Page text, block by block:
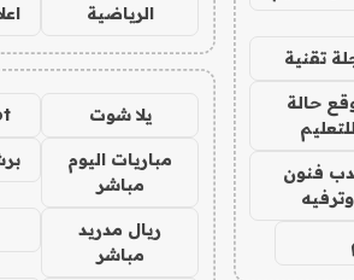
تقنية
حالة
للتعليم
فنون
وترفيه
الرياضية
يلا شوت
مباريات اليوم
مباشر
ريال مدريد
مباشر